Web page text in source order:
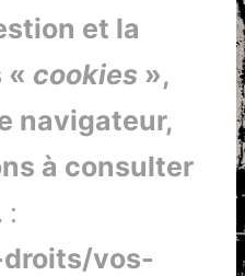
et la
« cookies »,
navigateur,
à consulter
:
vos-